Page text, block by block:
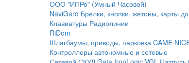
ООО "ИПРо" (Умный Часовой)
NaviGard Брелки, кнопки, жетоны, карты
Клавиатуры Радиолинии
RiDom
Шлагбаумы, приводы, парковка CAME
Контроллеры автономные и сетевые